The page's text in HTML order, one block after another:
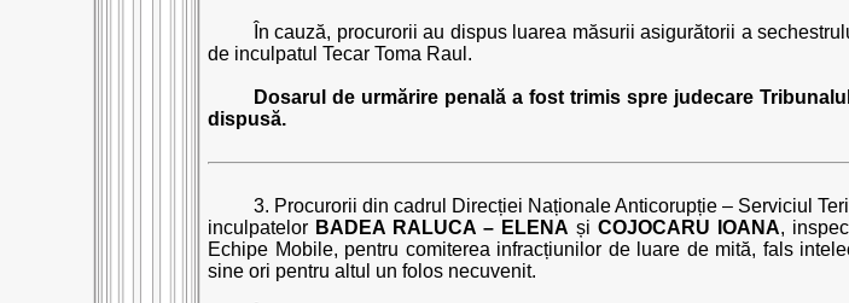
În cauză, procurorii au dispus luarea măsurii asigurătorii a
de inculpatul Tecar Toma Raul.
Dosarul de urmărire penală a fost trimis spre judecare
dispusă.
3. Procurorii din cadrul Direcției Naționale Anticorupție – Serviciul
inculpatelor BADEA RALUCA – ELENA șiCOJOCARU IOANA,
Echipe Mobile, pentru comiterea infracțiunilor de luare de mită, fals
sine ori pentru altul un folos necuvenit.